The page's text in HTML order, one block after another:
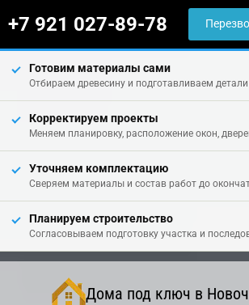
+7 921 027-89-78
Готовим материалы сами
Отбираем древесину и подготавливаем
Корректируем проекты
Меняем планировку, расположение окон,
Уточняем комплектацию
Сверяем материалы и состав работ до
Планируем строительство
Согласовываем подготовку участка и
Дома под ключ в